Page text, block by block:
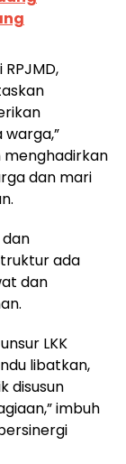
menghadirkan
dan mari
ada
dan
LKK
libatkan,
disusun
imbuh